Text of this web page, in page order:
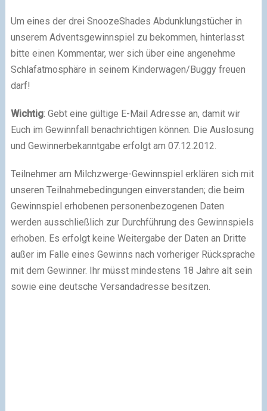
Um eines der drei SnoozeShades Abdunklungstücher in
unserem Adventsgewinnspiel zu bekommen, hinterlasst
bitte einen Kommentar, wer sich über eine angenehme
Schlafatmosphäre in seinem Kinderwagen/Buggy freuen
darf!
Wichtig: Gebt eine gültige E-Mail Adresse an, damit wir
Euch im Gewinnfall benachrichtigen können. Die Auslosung
und Gewinnerbekanntgabe erfolgt am 07.12.2012.
Teilnehmer am Milchzwerge-Gewinnspiel erklären sich mit
unseren Teilnahmebedingungen einverstanden; die beim
Gewinnspiel erhobenen personenbezogenen Daten
werden ausschließlich zur Durchführung des Gewinnspiels
erhoben. Es erfolgt keine Weitergabe der Daten an Dritte
außer im Falle eines Gewinns nach vorheriger Rücksprache
mit dem Gewinner. Ihr müsst mindestens 18 Jahre alt sein
sowie eine deutsche Versandadresse besitzen.